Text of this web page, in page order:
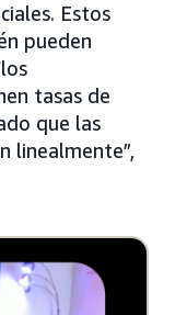
Estos
pueden
tasas de
que las
linealmente”,